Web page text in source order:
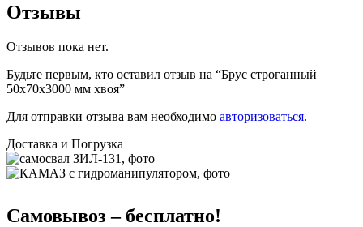
Отзывы
Отзывов пока нет.
Будьте первым, кто оставил отзыв на “Брус строганный
50х70х3000 мм хвоя”
Для отправки отзыва вам необходимо авторизоваться.
Доставка и Погрузка
Самовывоз – бесплатно!